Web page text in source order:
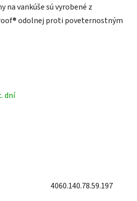
na vankúše sú vyrobené z
odolnej proti poveternostným
dní
4060.140.78.59.197